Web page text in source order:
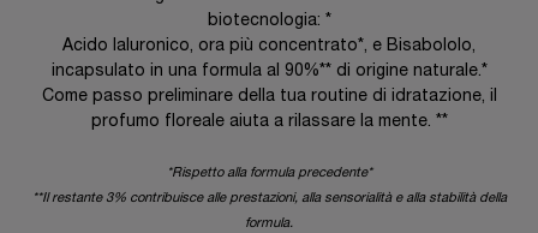
biotecnologia: *
Acido Ialuronico, ora più concentrato*, e Bisabololo,
incapsulato in una formula al 90%** di origine naturale.*
Come passo preliminare della tua routine di idratazione, il
profumo floreale aiuta a rilassare la mente. **
*Rispetto alla formula precedente*
**Il restante 3% contribuisce alle prestazioni, alla sensorialità e alla stabilità della
formula.